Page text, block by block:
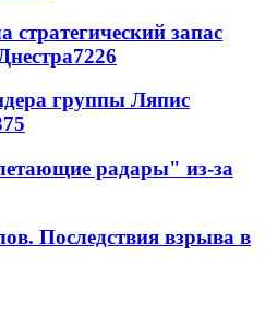
стратегический запас
7226
группы Ляпис
радары" из-за
Последствия взрыва в